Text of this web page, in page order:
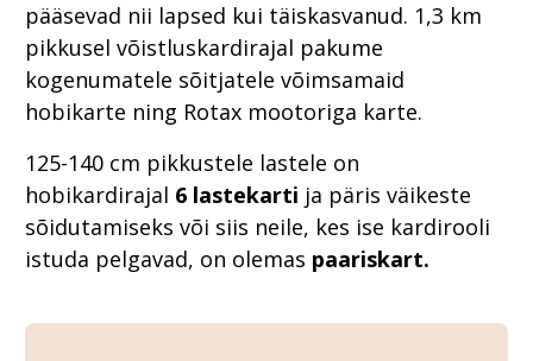
pääsevad nii lapsed kui täiskasvanud. 1,3 km
pikkusel võistluskardirajal pakume
kogenumatele sõitjatele võimsamaid
hobikarte ning Rotax mootoriga karte.
125-140 cm pikkustele lastele on
hobikardirajal 6 lastekarti ja päris väikeste
sõidutamiseks või siis neile, kes ise kardirooli
istuda pelgavad, on olemas paariskart.